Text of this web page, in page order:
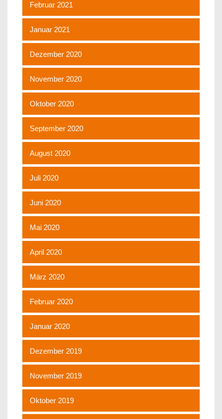
Februar 2021
Januar 2021
Dezember 2020
November 2020
Oktober 2020
September 2020
August 2020
Juli 2020
Juni 2020
Mai 2020
April 2020
März 2020
Februar 2020
Januar 2020
Dezember 2019
November 2019
Oktober 2019